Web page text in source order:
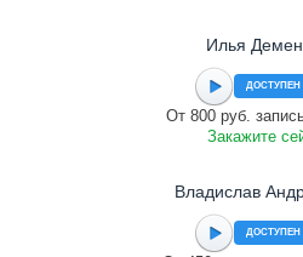
Илья
ДОСТУПЕН
От 800 руб.
Закажите
Владислав
ДОСТУПЕН